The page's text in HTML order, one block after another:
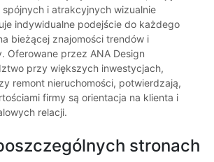
spójnych i atrakcyjnych wizualnie
indywidualne podejście do każdego
bieżącej znajomości trendów i
Oferowane przez ANA Design
przy większych inwestycjach,
remont nieruchomości, potwierdzają,
firmy są orientacja na klienta i
relacji.
stronach